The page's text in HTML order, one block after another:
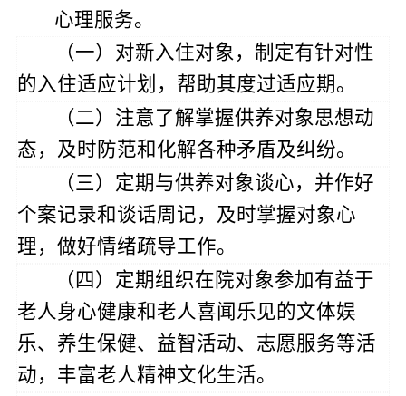
心理服务。
（一）对新入住对象，制定有针对性
的入住适应计划，帮助其度过适应期。
（二）注意了解掌握供养对象思想动
态，及时防范和化解各种矛盾及纠纷。
（三）定期与供养对象谈心，并作好
个案记录和谈话周记，及时掌握对象心
理，做好情绪疏导工作。
（四）定期组织在院对象参加有益于
老人身心健康和老人喜闻乐见的文体娱
乐、养生保健、益智活动、志愿服务等活
动，丰富老人精神文化生活。